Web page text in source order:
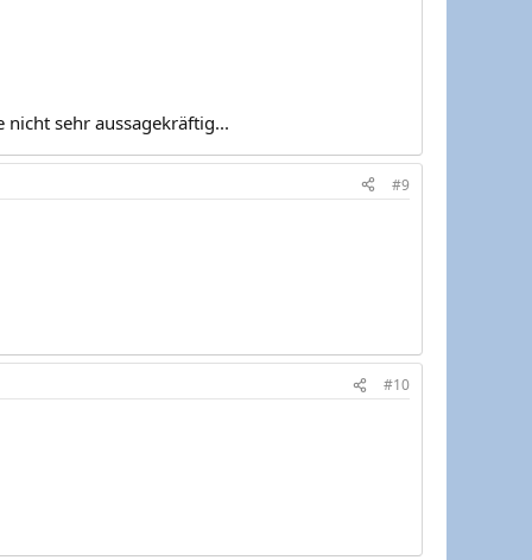
sehr aussagekräftig...
#9
#10